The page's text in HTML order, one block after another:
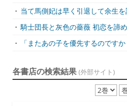
・ 当て馬側妃は早く引退して余生
・ 騎士団長と灰色の薔薇 初恋を諦
・
「またあの子を優先するのです
各書店の検索結果 (外部サイト)